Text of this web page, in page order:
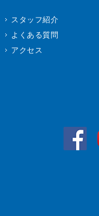
スタッフ紹介
よくある質問
アクセス